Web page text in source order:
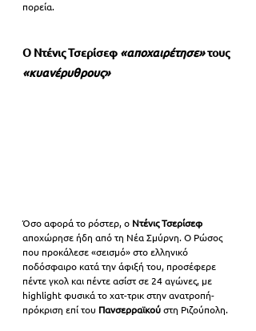
πορεία.
Ο Ντένις Τσερίσεφ «αποχαιρέτησε» τους
«κυανέρυθρους»
Όσο αφορά το ρόστερ, ο Ντένις Τσερίσεφ
αποχώρησε ήδη από τη Νέα Σμύρνη. Ο Ρώσος
που προκάλεσε «σεισμό» στο ελληνικό
ποδόσφαιρο κατά την άφιξή του, προσέφερε
πέντε γκολ και πέντε ασίστ σε 24 αγώνες, με
highlight φυσικά το χατ-τρικ στην ανατροπή-
πρόκριση επί του Πανσερραϊκού στη Ριζούπολη.